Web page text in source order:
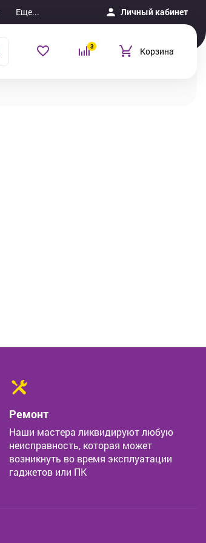
Еще... Личный кабинет
3 Корзина
Ремонт
Наши мастера ликвидируют любую
неисправность, которая может
возникнуть во время эксплуатации
гаджетов или ПК